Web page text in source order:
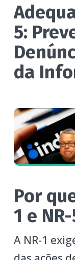
5:
da
Por
1 e
A NR-1